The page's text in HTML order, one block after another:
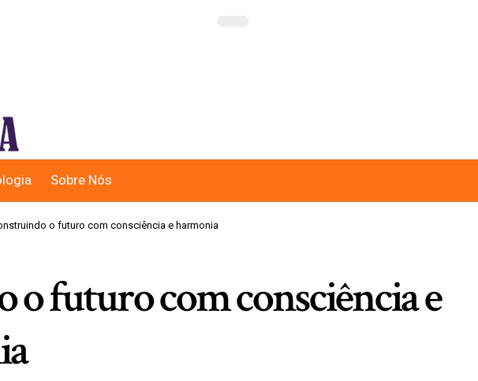
Sobre Nós
o futuro com consciência e harmonia
futuro com consciência e